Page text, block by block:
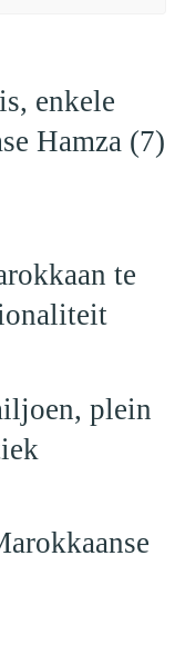
enkele
Hamza (7)
te
plein